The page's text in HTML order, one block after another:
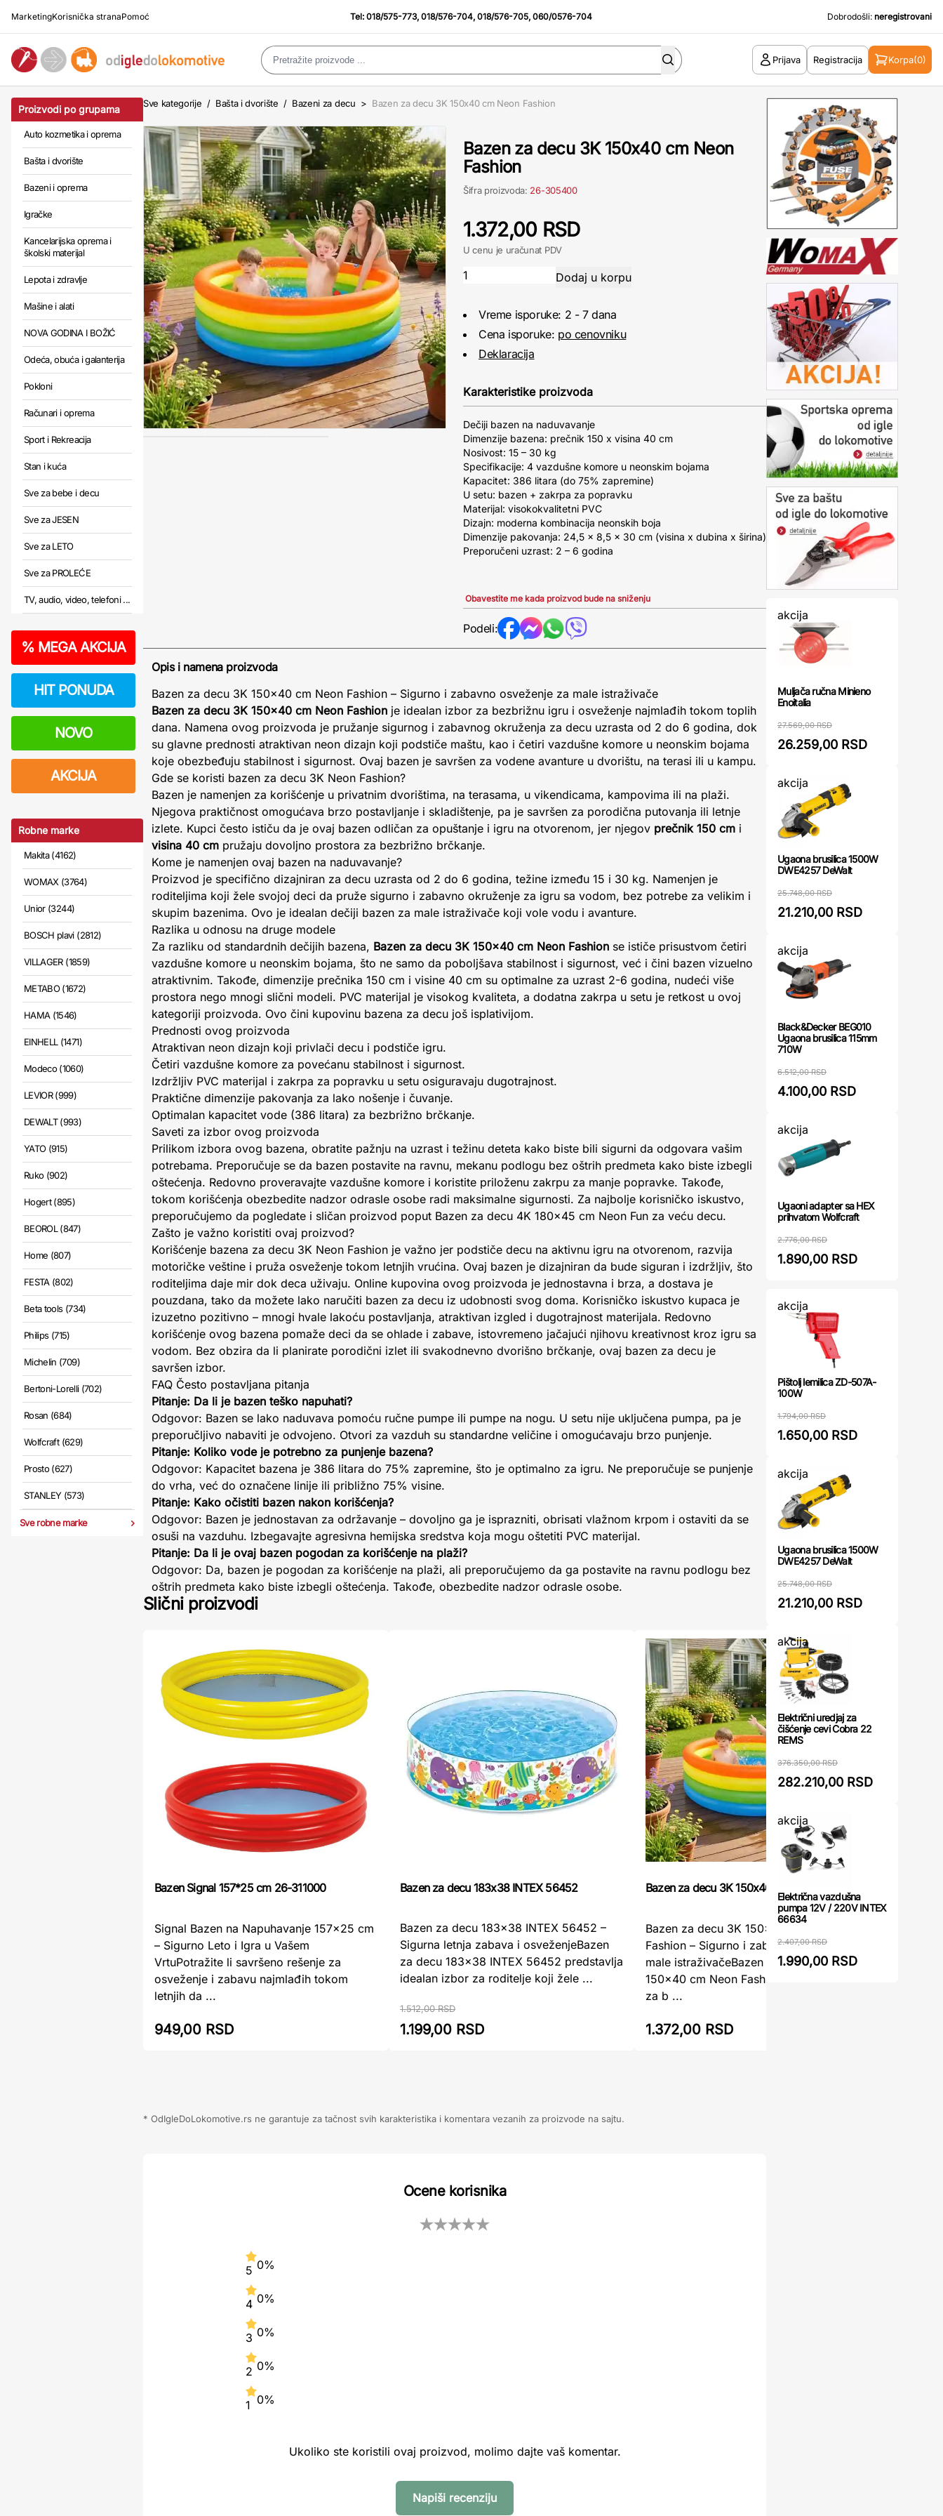
MarketingKorisnička stranaPomoć Tel:018/575-773,018/576-704,018/576-705,060/0576-704 Dobrodošli: neregistrovani
Prijava Registracija Korpa(0)
Proizvodi po grupama
Auto kozmetika i oprema
Bašta i dvorište
Bazeni i oprema
Igračke
Kancelarijska oprema i
školski materijal
Lepota i zdravlje
Mašine i alati
NOVA GODINA I BOŽIĆ
Odeća, obuća i galanterija
Pokloni
Računari i oprema
Sport i Rekreacija
Stan i kuća
Sve za bebe i decu
Sve za JESEN
Sve za LETO
Sve za PROLEĆE
TV, audio, video, telefoni ...
% MEGA AKCIJA
HIT PONUDA
NOVO
AKCIJA
Robne marke
Makita (4162)
WOMAX (3764)
Unior (3244)
BOSCH plavi (2812)
VILLAGER (1859)
METABO (1672)
HAMA (1546)
EINHELL (1471)
Modeco (1060)
LEVIOR (999)
DEWALT (993)
YATO (915)
Ruko (902)
Hogert (895)
BEOROL (847)
Home (807)
FESTA (802)
Beta tools (734)
Philips (715)
Michelin (709)
Bertoni-Lorelli (702)
Rosan (684)
Wolfcraft (629)
Prosto (627)
STANLEY (573)
Sve robne marke
Sve kategorije / Bašta i dvorište / Bazeni za decu > Bazen za decu 3K 150x40 cm Neon Fashion
Bazen za decu 3K 150x40 cm Neon
Fashion
Šifra proizvoda: 26-305400
1.372,00 RSD
U cenu je uračunat PDV
Vreme isporuke: 2 - 7 dana
Cena isporuke: po cenovniku
Deklaracija
Karakteristike proizvoda
Dečiji bazen na naduvavanje
Dimenzije bazena: prečnik 150 x visina 40 cm
Nosivost: 15 – 30 kg
Specifikacije: 4 vazdušne komore u neonskim bojama
Kapacitet: 386 litara (do 75% zapremine)
U setu: bazen + zakrpa za popravku
Materijal: visokokvalitetni PVC
Dizajn: moderna kombinacija neonskih boja
Dimenzije pakovanja: 24,5 x 8,5 x 30 cm (visina x dubina x širina)
Preporučeni uzrast: 2 – 6 godina
Obavestite me kada proizvod bude na sniženju
Podeli:
Opis i namena proizvoda
Bazen za decu 3K 150x40 cm Neon Fashion – Sigurno i zabavno osveženje za male istraživače
Bazen za decu 3K 150x40 cm Neon Fashion je idealan izbor za bezbrižnu igru i osveženje najmlađih tokom toplih
dana. Namena ovog proizvoda je pružanje sigurnog i zabavnog okruženja za decu uzrasta od 2 do 6 godina, dok
su glavne prednosti atraktivan neon dizajn koji podstiče maštu, kao i četiri vazdušne komore u neonskim bojama
koje obezbeđuju stabilnost i sigurnost. Ovaj bazen je savršen za vodene avanture u dvorištu, na terasi ili u kampu.
Gde se koristi bazen za decu 3K Neon Fashion?
Bazen je namenjen za korišćenje u privatnim dvorištima, na terasama, u vikendicama, kampovima ili na plaži.
Njegova praktičnost omogućava brzo postavljanje i skladištenje, pa je savršen za porodična putovanja ili letnje
izlete. Kupci često ističu da je ovaj bazen odličan za opuštanje i igru na otvorenom, jer njegov prečnik 150 cm i
visina 40 cm pružaju dovoljno prostora za bezbrižno brčkanje.
Kome je namenjen ovaj bazen na naduvavanje?
Proizvod je specifično dizajniran za decu uzrasta od 2 do 6 godina, težine između 15 i 30 kg. Namenjen je
roditeljima koji žele svojoj deci da pruže sigurno i zabavno okruženje za igru sa vodom, bez potrebe za velikim i
skupim bazenima. Ovo je idealan dečiji bazen za male istraživače koji vole vodu i avanture.
Razlika u odnosu na druge modele
Za razliku od standardnih dečijih bazena, Bazen za decu 3K 150x40 cm Neon Fashion se ističe prisustvom četiri
vazdušne komore u neonskim bojama, što ne samo da poboljšava stabilnost i sigurnost, već i čini bazen vizuelno
atraktivnim. Takođe, dimenzije prečnika 150 cm i visine 40 cm su optimalne za uzrast 2-6 godina, nudeći više
prostora nego mnogi slični modeli. PVC materijal je visokog kvaliteta, a dodatna zakrpa u setu je retkost u ovoj
kategoriji proizvoda. Ovo čini kupovinu bazena za decu još isplativijom.
Prednosti ovog proizvoda
Atraktivan neon dizajn koji privlači decu i podstiče igru.
Četiri vazdušne komore za povećanu stabilnost i sigurnost.
Izdržljiv PVC materijal i zakrpa za popravku u setu osiguravaju dugotrajnost.
Praktične dimenzije pakovanja za lako nošenje i čuvanje.
Optimalan kapacitet vode (386 litara) za bezbrižno brčkanje.
Saveti za izbor ovog proizvoda
Prilikom izbora ovog bazena, obratite pažnju na uzrast i težinu deteta kako biste bili sigurni da odgovara vašim
potrebama. Preporučuje se da bazen postavite na ravnu, mekanu podlogu bez oštrih predmeta kako biste izbegli
oštećenja. Redovno proveravajte vazdušne komore i koristite priloženu zakrpu za manje popravke. Takođe,
tokom korišćenja obezbedite nadzor odrasle osobe radi maksimalne sigurnosti. Za najbolje korisničko iskustvo,
preporučujemo da pogledate i sličan proizvod poput Bazen za decu 4K 180x45 cm Neon Fun za veću decu.
Zašto je važno koristiti ovaj proizvod?
Korišćenje bazena za decu 3K Neon Fashion je važno jer podstiče decu na aktivnu igru na otvorenom, razvija
motoričke veštine i pruža osveženje tokom letnjih vrućina. Ovaj bazen je dizajniran da bude siguran i izdržljiv, što
roditeljima daje mir dok deca uživaju. Online kupovina ovog proizvoda je jednostavna i brza, a dostava je
pouzdana, tako da možete lako naručiti bazen za decu iz udobnosti svog doma. Korisničko iskustvo kupaca je
izuzetno pozitivno – mnogi hvale lakoću postavljanja, atraktivan izgled i dugotrajnost materijala. Redovno
korišćenje ovog bazena pomaže deci da se ohlade i zabave, istovremeno jačajući njihovu kreativnost kroz igru sa
vodom. Bez obzira da li planirate porodični izlet ili svakodnevno dvorišno brčkanje, ovaj bazen za decu je
savršen izbor.
FAQ Često postavljana pitanja
Pitanje: Da li je bazen teško napuhati?
Odgovor: Bazen se lako naduvava pomoću ručne pumpe ili pumpe na nogu. U setu nije uključena pumpa, pa je
preporučljivo nabaviti je odvojeno. Otvori za vazduh su standardne veličine i omogućavaju brzo punjenje.
Pitanje: Koliko vode je potrebno za punjenje bazena?
Odgovor: Kapacitet bazena je 386 litara do 75% zapremine, što je optimalno za igru. Ne preporučuje se punjenje
do vrha, već do označene linije ili približno 75% visine.
Pitanje: Kako očistiti bazen nakon korišćenja?
Odgovor: Bazen je jednostavan za održavanje – dovoljno ga je isprazniti, obrisati vlažnom krpom i ostaviti da se
osuši na vazduhu. Izbegavajte agresivna hemijska sredstva koja mogu oštetiti PVC materijal.
Pitanje: Da li je ovaj bazen pogodan za korišćenje na plaži?
Odgovor: Da, bazen je pogodan za korišćenje na plaži, ali preporučujemo da ga postavite na ravnu podlogu bez
oštrih predmeta kako biste izbegli oštećenja. Takođe, obezbedite nadzor odrasle osobe.
Slični proizvodi
Bazen Signal 157*25 cm 26-311000
Signal Bazen na Napuhavanje 157x25 cm
– Sigurno Leto i Igra u Vašem
VrtuPotražite li savršeno rešenje za
osveženje i zabavu najmlađih tokom
letnjih da ...
949,00 RSD
Bazen za decu 183x38 INTEX 56452
Bazen za decu 183x38 INTEX 56452 –
Sigurna letnja zabava i osveženjeBazen
za decu 183x38 INTEX 56452 predstavlja
idealan izbor za roditelje koji žele ...
1.512,00 RSD
1.199,00 RSD
Bazen za decu 3K 150x40 cm Neon Fashion
Bazen za decu 3K 150x40 cm Neon
Fashion – Sigurno i zabavno osveženje za
male istraživačeBazen za decu 3K
150x40 cm Neon Fashion je idealan izbor
za b ...
1.372,00 RSD
* OdIgleDoLokomotive.rs ne garantuje za tačnost svih karakteristika i komentara vezanih za proizvode na sajtu.
Ocene korisnika
5 0%
4 0%
3 0%
2 0%
1 0%
Ukoliko ste koristili ovaj proizvod, molimo dajte vaš komentar.
Napiši recenziju
akcija
Muljača ručna Minieno
Enoitalia
27.569,00 RSD
26.259,00 RSD
akcija
Ugaona brusilica 1500W
DWE4257 DeWalt
25.748,00 RSD
21.210,00 RSD
akcija
Black&Decker BEG010
Ugaona brusilica 115mm
710W
6.512,00 RSD
4.100,00 RSD
akcija
Ugaoni adapter sa HEX
prihvatom Wolfcraft
2.776,00 RSD
1.890,00 RSD
akcija
Pištolj lemilica ZD-507A-
100W
1.794,00 RSD
1.650,00 RSD
akcija
Ugaona brusilica 1500W
DWE4257 DeWalt
25.748,00 RSD
21.210,00 RSD
akcija
Električni uredjaj za
čišćenje cevi Cobra 22
REMS
376.350,00 RSD
282.210,00 RSD
akcija
Električna vazdušna
pumpa 12V / 220V INTEX
66634
2.407,00 RSD
1.990,00 RSD